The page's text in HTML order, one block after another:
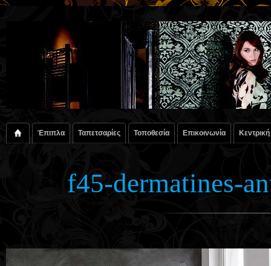
Έπιπλα Ταπετσαρίες Τοποθεσία Επικοινωνία Κεντρική
f45-dermatines-